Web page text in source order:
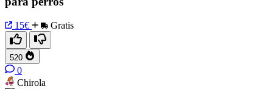
15€ Gratis
520
0
Chirola